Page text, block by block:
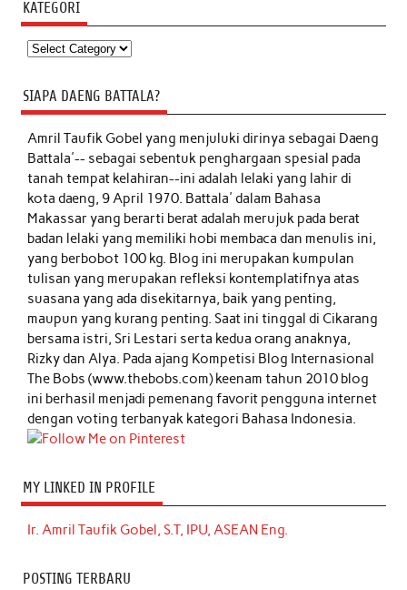
KATEGORI
Kategori
SIAPA DAENG BATTALA?
Amril Taufik Gobelyang menjuluki dirinya sebagai Daeng
Battala'-- sebagai sebentuk penghargaan spesial pada
tanah tempat kelahiran--ini adalah lelaki yang lahir di
kota daeng, 9 April 1970. Battala' dalam Bahasa
Makassar yang berarti berat adalah merujuk pada berat
badan lelaki yang memiliki hobi membaca dan menulis ini,
yang berbobot 100 kg. Blog ini merupakan kumpulan
tulisan yang merupakan refleksi kontemplatifnya atas
suasana yang ada disekitarnya, baik yang penting,
maupun yang kurang penting. Saat ini tinggal di Cikarang
bersama istri, Sri Lestari serta kedua orang anaknya,
Rizky dan Alya. Pada ajang Kompetisi Blog Internasional
The Bobs (www.thebobs.com) keenam tahun 2010 blog
ini berhasil menjadi pemenang favorit pengguna internet
dengan voting terbanyak kategori Bahasa Indonesia.
MY LINKED IN PROFILE
Ir. Amril Taufik Gobel, S.T, IPU, ASEAN Eng.
POSTING TERBARU